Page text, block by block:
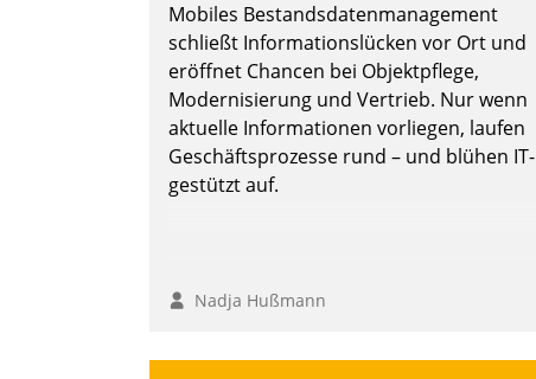
Mobiles Bestandsdatenmanagement
schließt Informationslücken vor Ort und
eröffnet Chancen bei Objektpflege,
Modernisierung und Vertrieb. Nur wenn
aktuelle Informationen vorliegen, laufen
Geschäftsprozesse rund – und blühen IT-
gestützt auf.
Nadja Hußmann